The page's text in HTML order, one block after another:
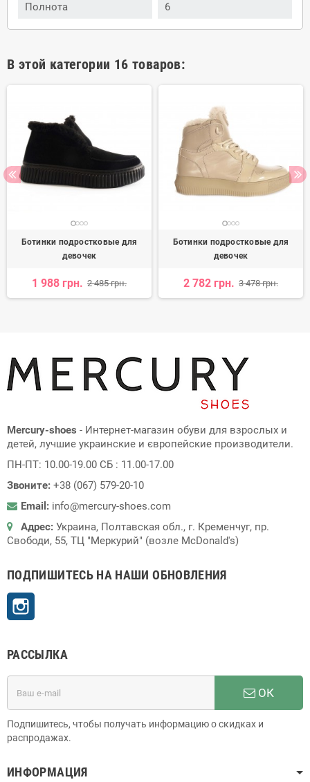
Полнота 6
В этой категории 16 товаров:
Ботинки подростковые для
девочек
1 988 грн. 2 485 грн.
Ботинки подростковые для
девочек
2 782 грн. 3 478 грн.
Mercury-shoes - Интернет-магазин обуви для взрослых и
детей, лучшие украинские и європейские производители.
ПН-ПТ: 10.00-19.00 СБ : 11.00-17.00
Звоните: +38 (067) 579-20-10
Email: info@mercury-shoes.com
Адрес: Украина, Полтавская обл., г. Кременчуг, пр.
Свободи, 55, ТЦ "Меркурий" (возле McDonald's)
ПОДПИШИТЕСЬ НА НАШИ ОБНОВЛЕНИЯ
РАССЫЛКА
ОК
Подпишитесь, чтобы получать информацию о скидках и
распродажах.
ИНФОРМАЦИЯ